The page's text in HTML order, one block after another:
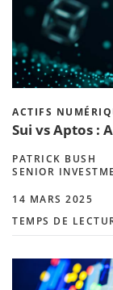
ACTIFS
Sui vs Aptos :
PATRICK BUSH
SENIOR
14 MARS 2025
TEMPS DE